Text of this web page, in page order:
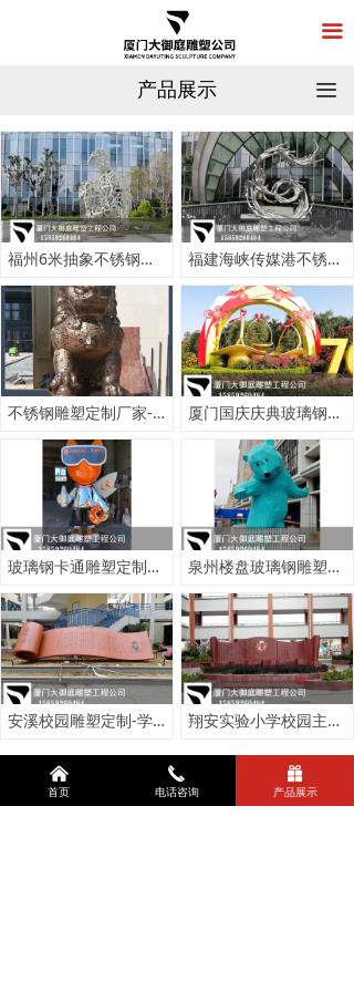
끀
新闻中心
工程案例
在线留言
联系我们
福州6米抽象不锈钢人物雕塑定制-不锈钢雕塑厂家制作 福建海峡传媒港不锈钢雕塑案例
不锈钢雕塑定制厂家-广场景区不锈钢雕塑制作安装 厦门国庆庆典玻璃钢花篮定制-玻璃钢雕塑厂家制作
玻璃钢卡通雕塑定制厂家-商场游乐园IP卡通雕塑制作 泉州楼盘玻璃钢雕塑定制-地产景观雕塑厂家制作
安溪校园雕塑定制-学校不锈钢玻璃钢雕塑厂家 翔安实验小学校园主题雕塑定制-厦门校园雕塑厂家
上一页 下一页
1/2
끀
产品展示
낀
首页
끅
电话咨询
끣
产品展示